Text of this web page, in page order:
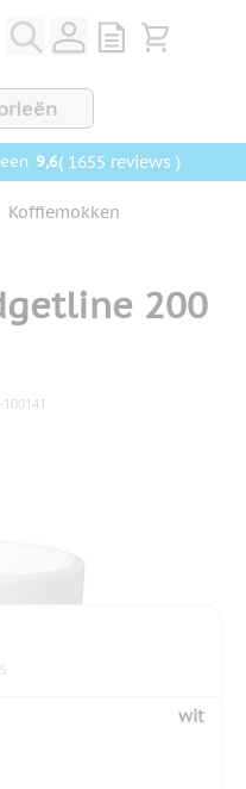
View quote,
Bekijk
9,6( 1655 reviews )
Koffiemokken
200
100141
wit